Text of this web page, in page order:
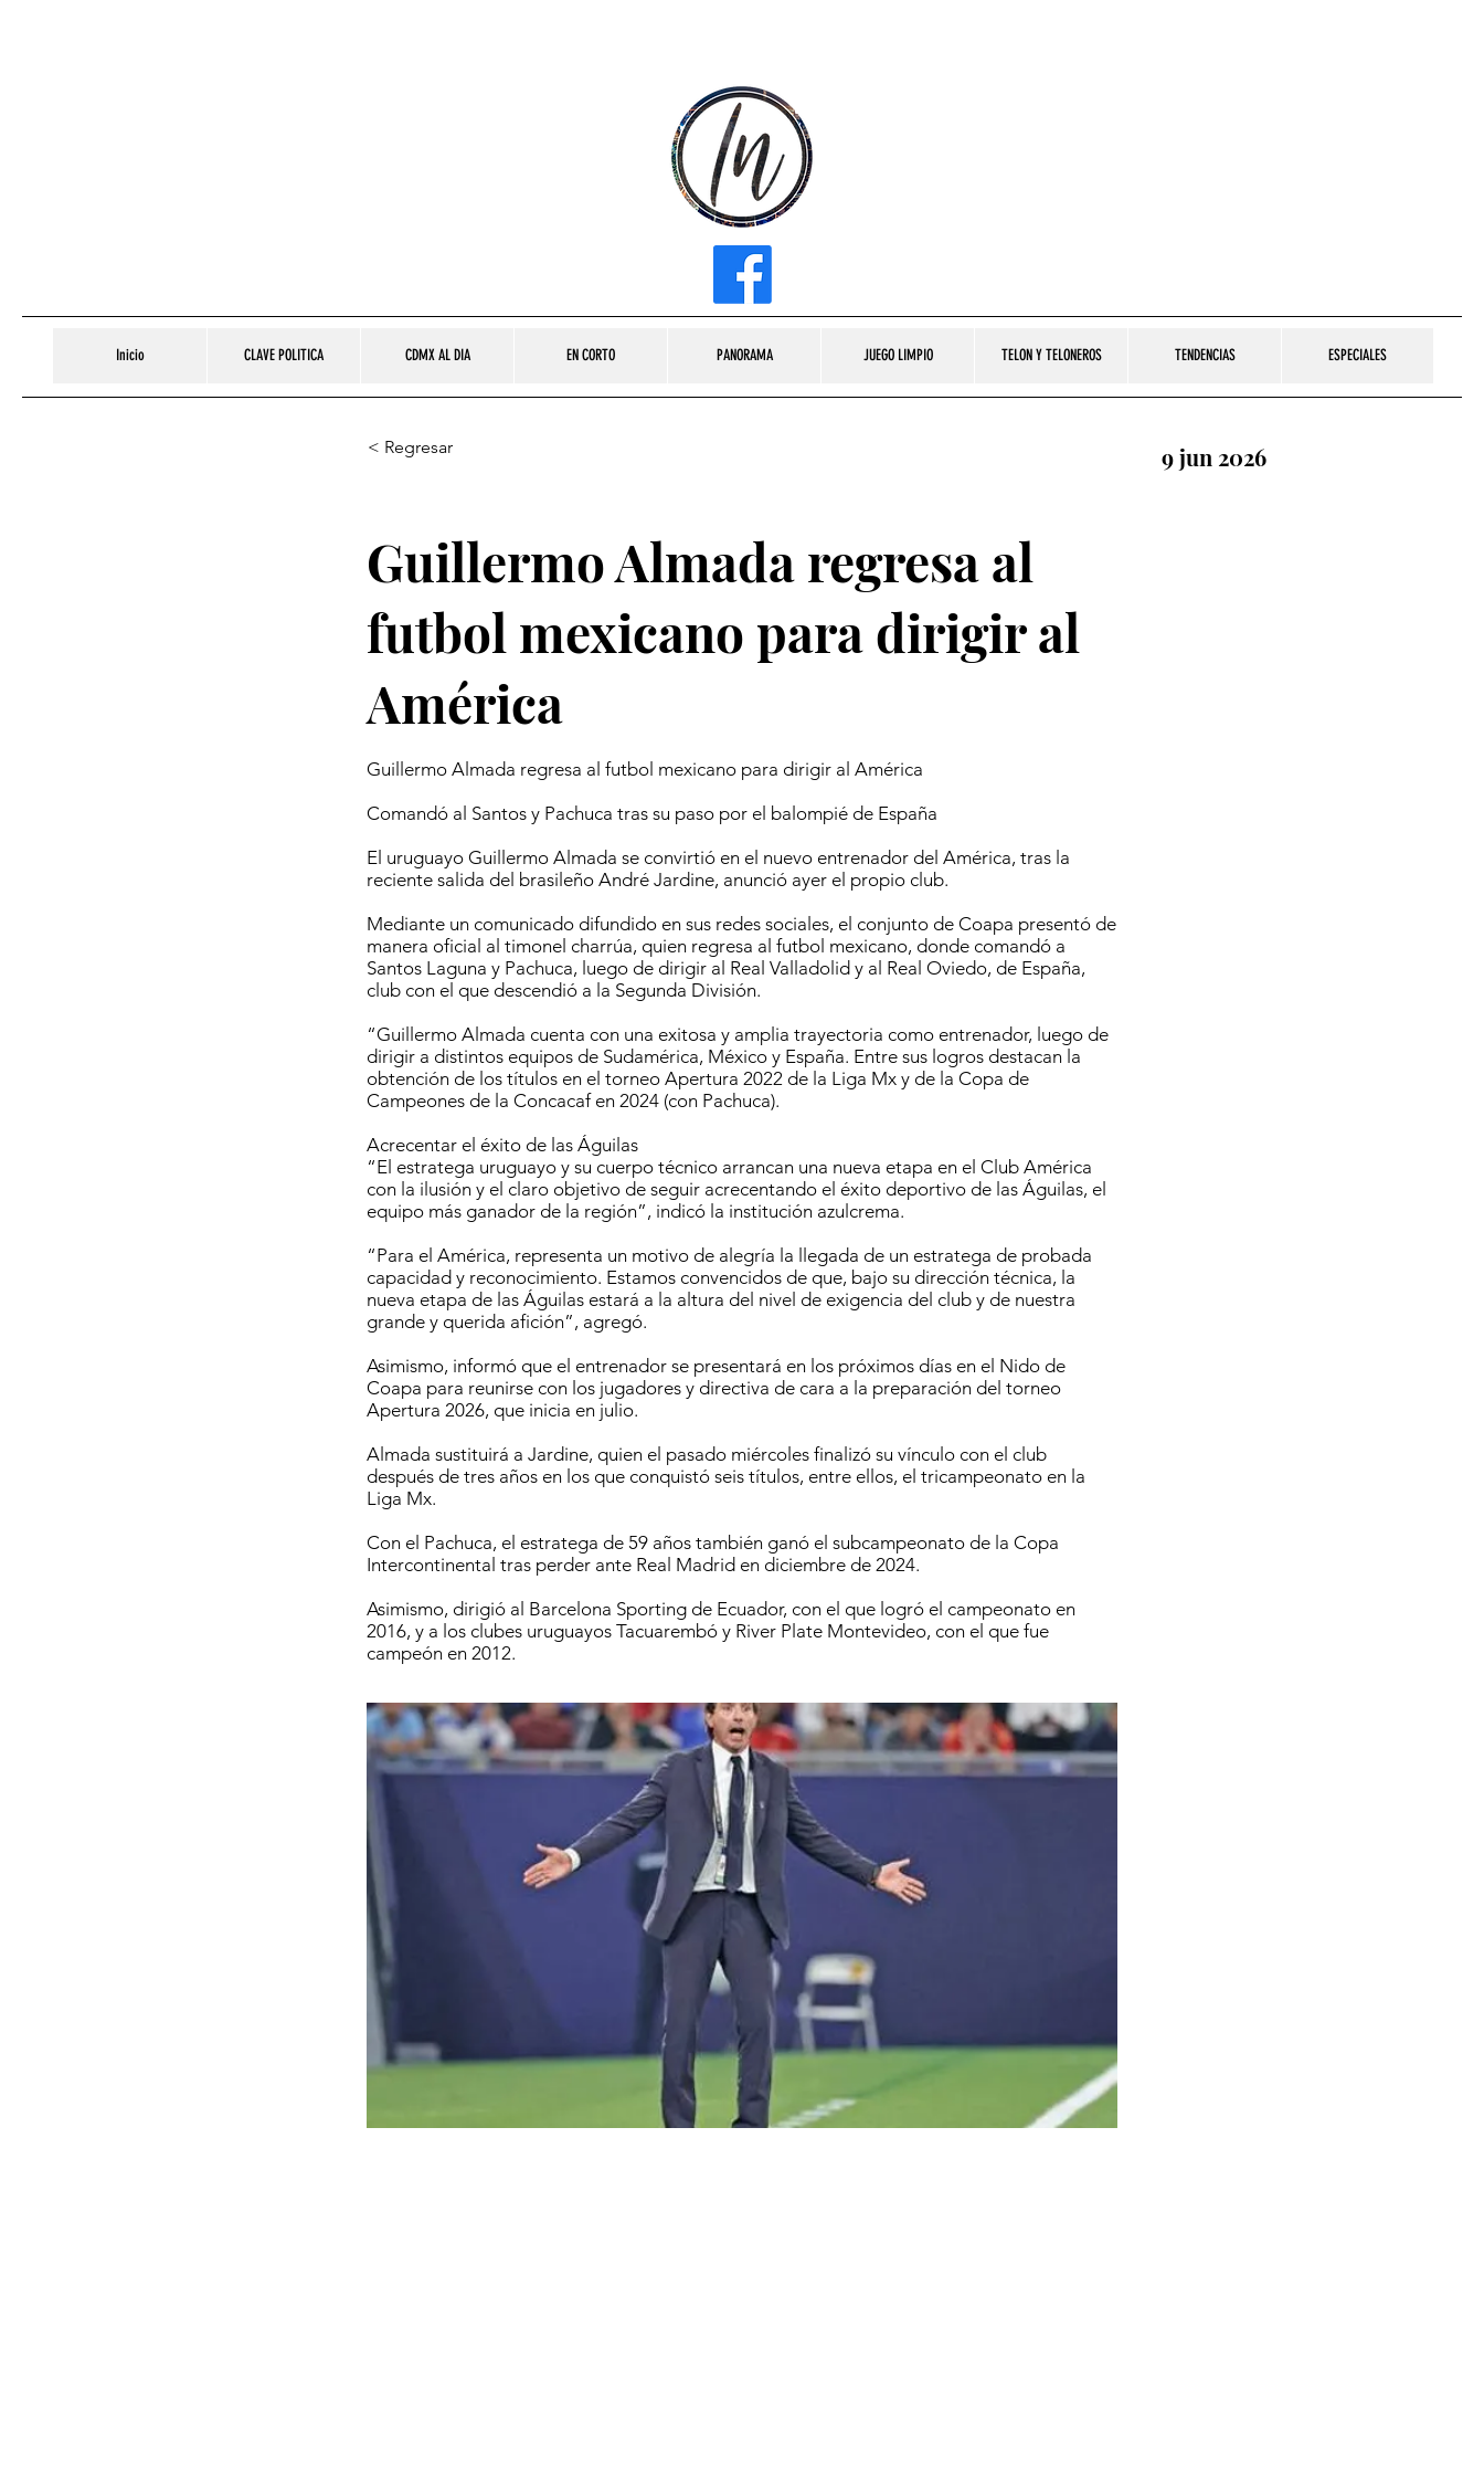
Inicio CLAVE POLITICA CDMX AL DIA EN CORTO PANORAMA JUEGO LIMPIO TELON Y TELONEROS TENDENCIAS ESPECIALES
< Regresar 9 jun 2026
Guillermo Almada regresa al
futbol mexicano para dirigir al
América
Guillermo Almada regresa al futbol mexicano para dirigir al América
Comandó al Santos y Pachuca tras su paso por el balompié de España
El uruguayo Guillermo Almada se convirtió en el nuevo entrenador del América, tras la
reciente salida del brasileño André Jardine, anunció ayer el propio club.
Mediante un comunicado difundido en sus redes sociales, el conjunto de Coapa presentó de
manera oficial al timonel charrúa, quien regresa al futbol mexicano, donde comandó a
Santos Laguna y Pachuca, luego de dirigir al Real Valladolid y al Real Oviedo, de España,
club con el que descendió a la Segunda División.
“Guillermo Almada cuenta con una exitosa y amplia trayectoria como entrenador, luego de
dirigir a distintos equipos de Sudamérica, México y España. Entre sus logros destacan la
obtención de los títulos en el torneo Apertura 2022 de la Liga Mx y de la Copa de
Campeones de la Concacaf en 2024 (con Pachuca).
Acrecentar el éxito de las Águilas
“El estratega uruguayo y su cuerpo técnico arrancan una nueva etapa en el Club América
con la ilusión y el claro objetivo de seguir acrecentando el éxito deportivo de las Águilas, el
equipo más ganador de la región”, indicó la institución azulcrema.
“Para el América, representa un motivo de alegría la llegada de un estratega de probada
capacidad y reconocimiento. Estamos convencidos de que, bajo su dirección técnica, la
nueva etapa de las Águilas estará a la altura del nivel de exigencia del club y de nuestra
grande y querida afición”, agregó.
Asimismo, informó que el entrenador se presentará en los próximos días en el Nido de
Coapa para reunirse con los jugadores y directiva de cara a la preparación del torneo
Apertura 2026, que inicia en julio.
Almada sustituirá a Jardine, quien el pasado miércoles finalizó su vínculo con el club
después de tres años en los que conquistó seis títulos, entre ellos, el tricampeonato en la
Liga Mx.
Con el Pachuca, el estratega de 59 años también ganó el subcampeonato de la Copa
Intercontinental tras perder ante Real Madrid en diciembre de 2024.
Asimismo, dirigió al Barcelona Sporting de Ecuador, con el que logró el campeonato en
2016, y a los clubes uruguayos Tacuarembó y River Plate Montevideo, con el que fue
campeón en 2012.